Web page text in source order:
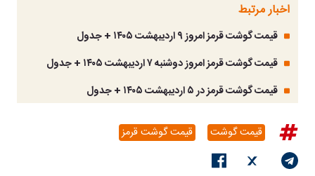
اخبار مرتبط
قیمت گوشت قرمز امروز ۹ اردیبهشت ۱۴۰۵ + جدول
قیمت گوشت قرمز امروز دوشنبه ۷ اردیبهشت ۱۴۰۵ + جدول
قیمت گوشت قرمز در ۵ اردیبهشت ۱۴۰۵ + جدول
قیمت گوشت قیمت گوشت قرمز